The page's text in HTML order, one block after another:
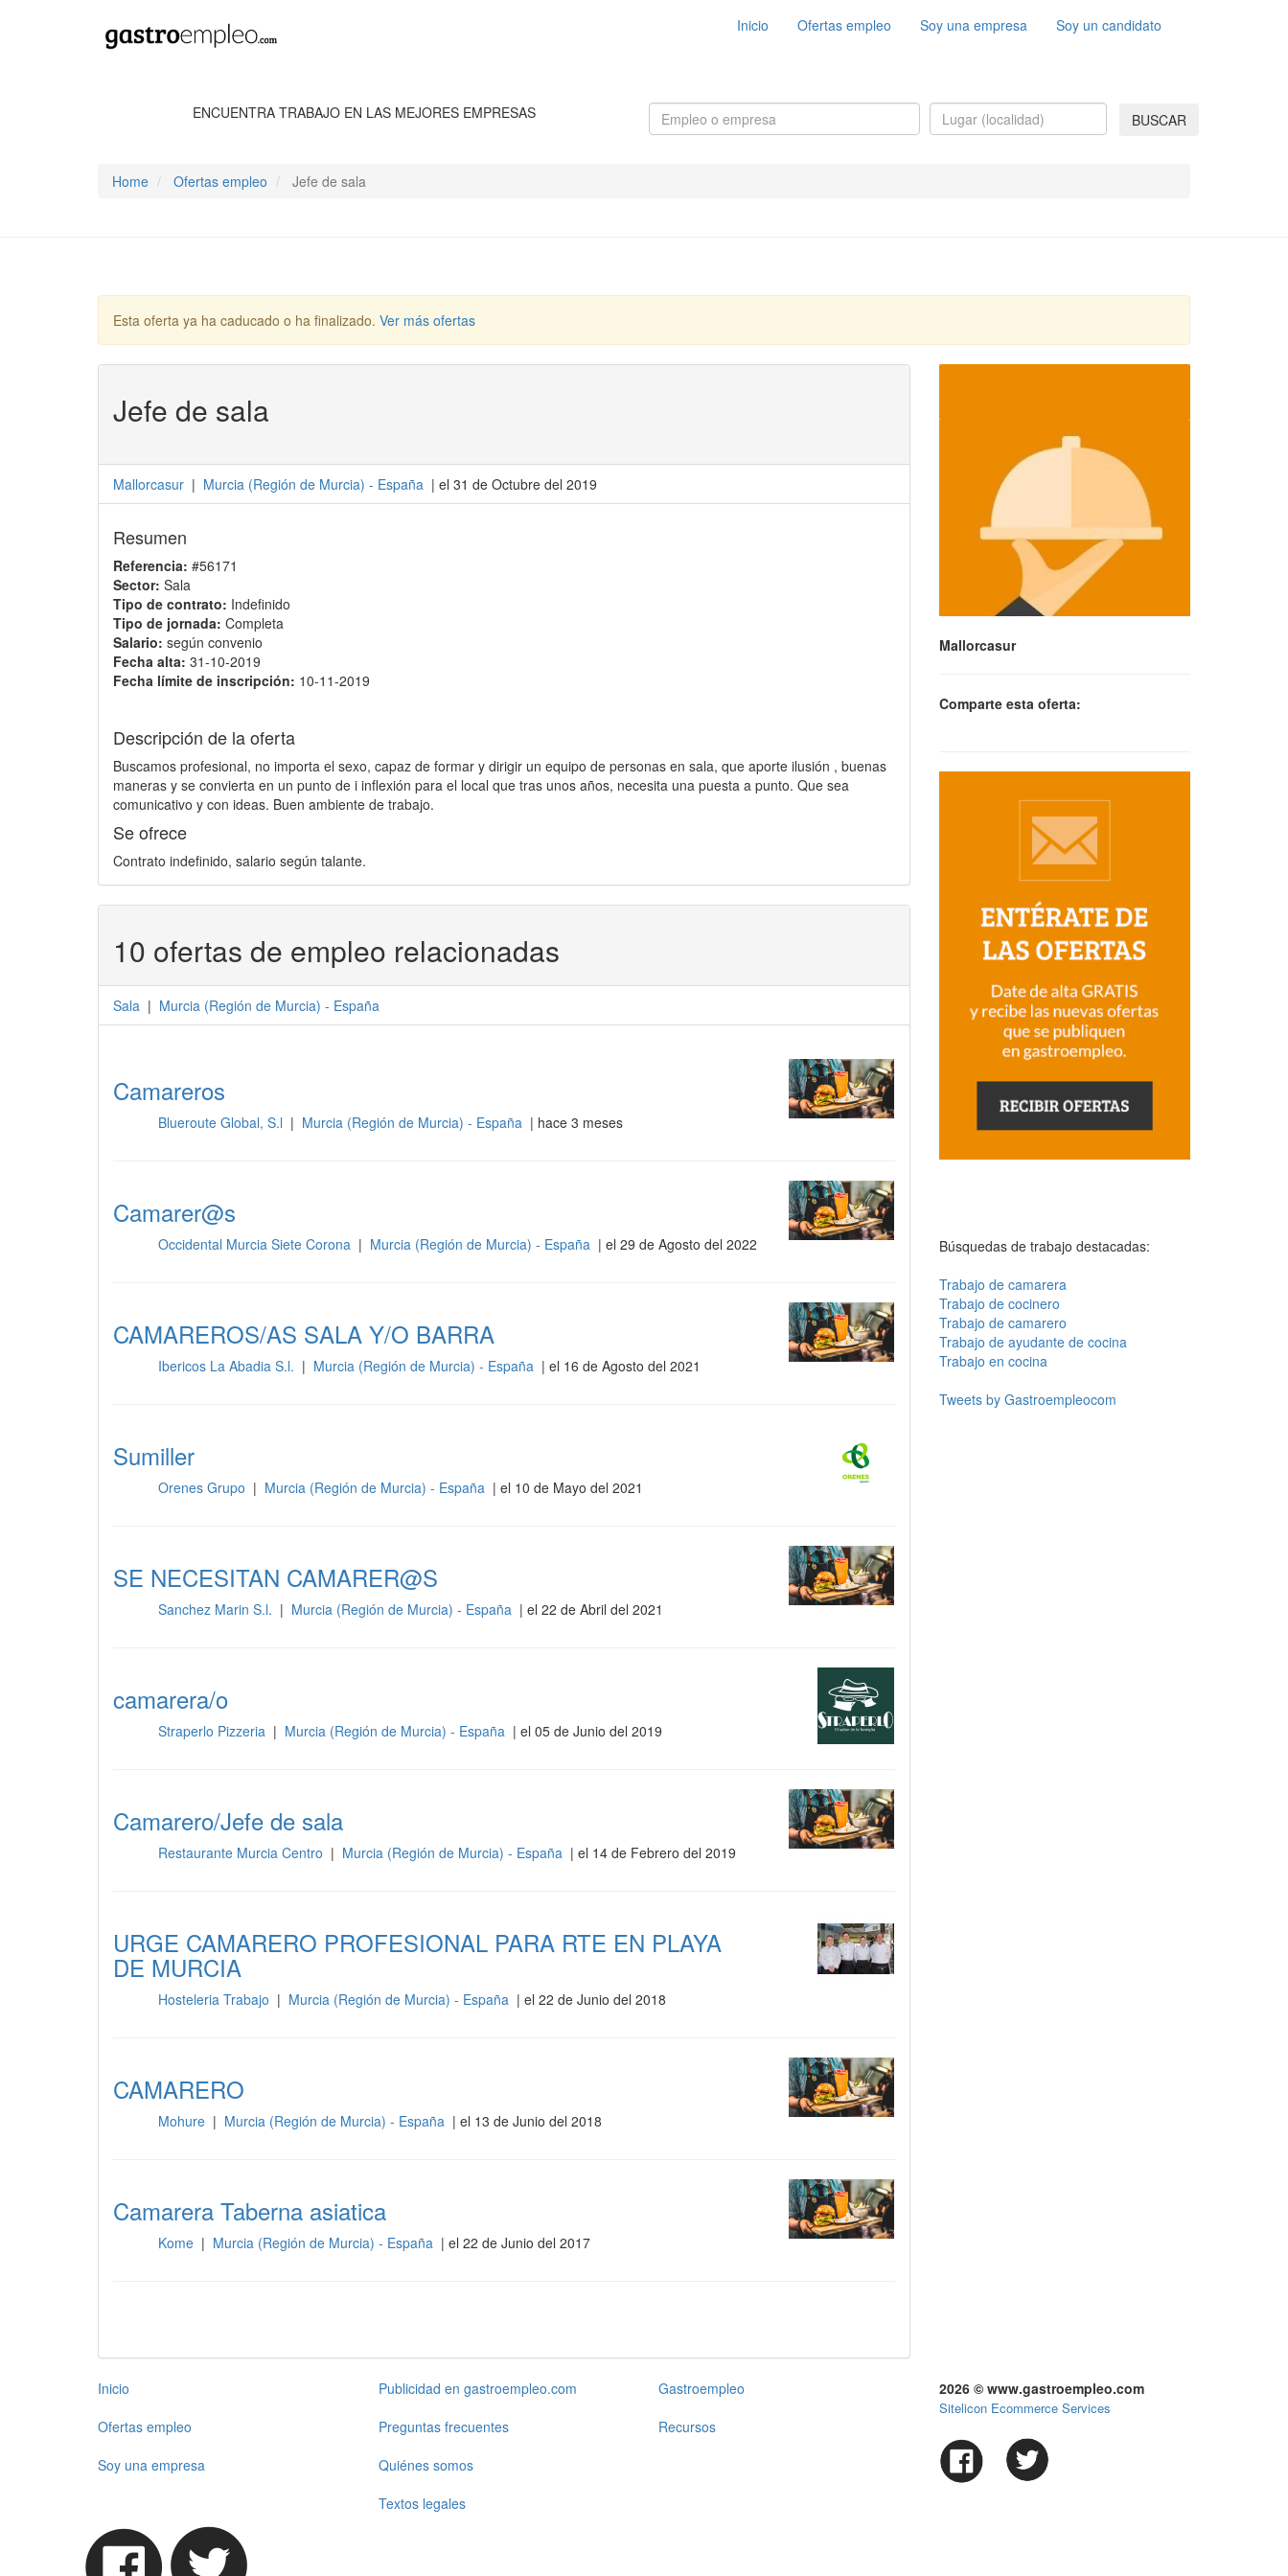
Inicio Ofertas empleo Soy una empresa Soy un candidato
ENCUENTRA TRABAJO EN LAS MEJORES EMPRESAS BUSCAR
Home Ofertas empleo Jefe de sala
Esta oferta ya ha caducado o ha finalizado. Ver más ofertas
Jefe de sala
Mallorcasur | Murcia (Región de Murcia) - España | el 31 de Octubre del 2019
Resumen
Referencia: #56171
Sector: Sala
Tipo de contrato: Indefinido
Tipo de jornada: Completa
Salario: según convenio
Fecha alta: 31-10-2019
Fecha límite de inscripción: 10-11-2019
Descripción de la oferta
Buscamos profesional, no importa el sexo, capaz de formar y dirigir un equipo de personas en sala, que aporte ilusión , buenas
maneras y se convierta en un punto de i inflexión para el local que tras unos años, necesita una puesta a punto. Que sea
comunicativo y con ideas. Buen ambiente de trabajo.
Se ofrece
Contrato indefinido, salario según talante.
10 ofertas de empleo relacionadas
Sala | Murcia (Región de Murcia) - España
Camareros
Blueroute Global, S.l | Murcia (Región de Murcia) - España | hace 3 meses
Camarer@s
Occidental Murcia Siete Corona | Murcia (Región de Murcia) - España | el 29 de Agosto del 2022
CAMAREROS/AS SALA Y/O BARRA
Ibericos La Abadia S.l. | Murcia (Región de Murcia) - España | el 16 de Agosto del 2021
Sumiller
Orenes Grupo | Murcia (Región de Murcia) - España | el 10 de Mayo del 2021
SE NECESITAN CAMARER@S
Sanchez Marin S.l. | Murcia (Región de Murcia) - España | el 22 de Abril del 2021
camarera/o
Straperlo Pizzeria | Murcia (Región de Murcia) - España | el 05 de Junio del 2019
Camarero/Jefe de sala
Restaurante Murcia Centro | Murcia (Región de Murcia) - España | el 14 de Febrero del 2019
URGE CAMARERO PROFESIONAL PARA RTE EN PLAYA
DE MURCIA
Hosteleria Trabajo | Murcia (Región de Murcia) - España | el 22 de Junio del 2018
CAMARERO
Mohure | Murcia (Región de Murcia) - España | el 13 de Junio del 2018
Camarera Taberna asiatica
Kome | Murcia (Región de Murcia) - España | el 22 de Junio del 2017
Mallorcasur
Comparte esta oferta:
Búsquedas de trabajo destacadas:
Trabajo de camarera
Trabajo de cocinero
Trabajo de camarero
Trabajo de ayudante de cocina
Trabajo en cocina
Tweets by Gastroempleocom
Inicio
Ofertas empleo
Soy una empresa
Publicidad en gastroempleo.com
Preguntas frecuentes
Quiénes somos
Textos legales
Gastroempleo
Recursos
2026 © www.gastroempleo.com
Sitelicon Ecommerce Services